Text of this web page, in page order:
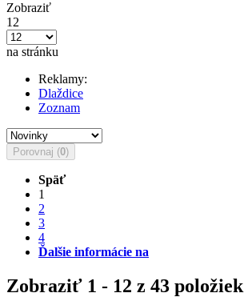
Zobraziť
12
na stránku
Reklamy:
Dlaždice
Zoznam
Porovnaj (0)
Späť
1
2
3
4
Ďalšie informácie na
Zobraziť 1 - 12 z 43 položiek